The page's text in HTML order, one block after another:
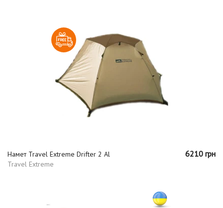
Намет Travel Extreme Drifter 2 Al
Travel Extreme
6210 грн